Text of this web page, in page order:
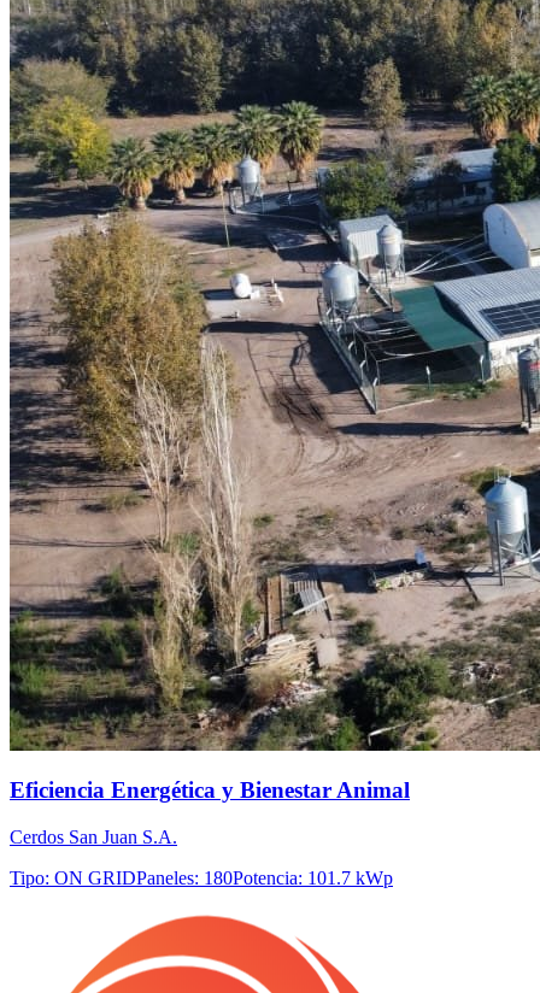
Eficiencia Energética y Bienestar Animal
Cerdos San Juan S.A.
Tipo: ON GRIDPaneles: 180Potencia: 101.7 kWp